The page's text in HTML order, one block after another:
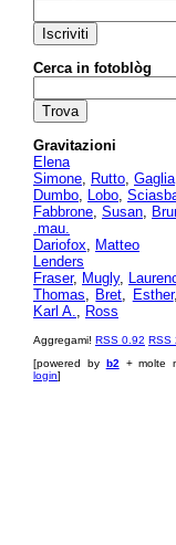
Cerca in fotoblòg
Gravitazioni
Elena
Simone, Rutto, Gaglia
Dumbo, Lobo,
Fabbrone, Susan,
.mau.
Dariofox, Matteo
Lenders
Fraser, Mugly,
Thomas, Bret, Esther
Karl A., Ross
Aggregami! RSS 0.92 RSS
[powered by b2 + molte
login]